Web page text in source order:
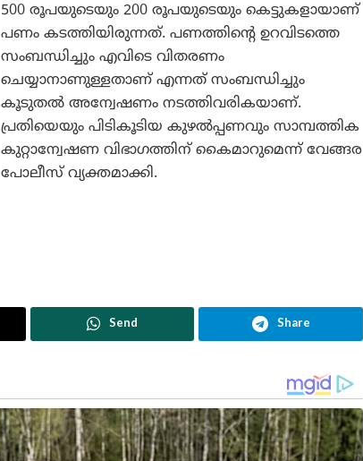
500 രൂപയുടെയും 200 രൂപയുടെയും കെട്ടുകളായാണ്
പണം കടത്തിയിരുന്നത്. പണത്തിന്റെ ഉറവിടത്തെ
സംബന്ധിച്ചും എവിടെ വിതരണം
ചെയ്യാനാണുള്ളതാണ് എന്നത് സംബന്ധിച്ചും
കൂടുതൽ അന്വേഷണം നടത്തിവരികയാണ്.
പ്രതിയെയും പിടികൂടിയ കുഴൽപ്പണവും സാമ്പത്തിക
കുറ്റാന്വേഷണ വിഭാഗത്തിന് കൈമാറുമെന്ന് വേങ്ങര
പോലീസ് വ്യക്തമാക്കി.
Send Share